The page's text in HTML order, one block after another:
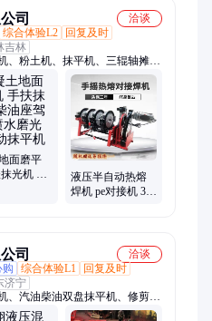
司
洽谈
综合体验L2
回复及时
吉林
、粉土机、抹平机、三辊轴摊铺
机
面磨平
光机 柴
液压半自动热熔
焊机 pe对接机 315
司
洽谈
购 综合体验L1
回复及时
济宁
、汽油柴油双盘抹平机、修剪
凿岩机、呼吸器、地钻、水带、